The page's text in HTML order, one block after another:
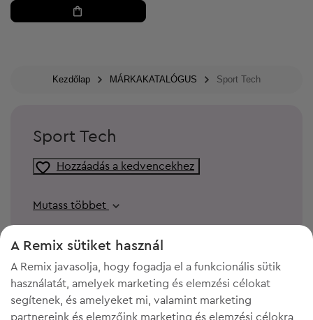
Kezdőlap MÁRKAKATALÓGUS Sport Tech
Sport Tech
Hozzáadás a kedvencekhez
Mutass többet
A Remix sütiket használ
A Remix javasolja, hogy fogadja el a funkcionális sütik
használatát, amelyek marketing és elemzési célokat
segítenek, és amelyeket mi, valamint marketing
partnereink és elemzőink marketing és elemzési célokra